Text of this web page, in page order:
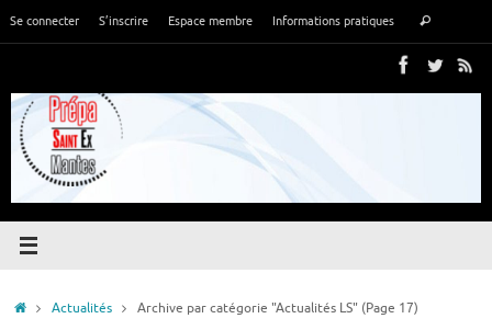
Se connecter S’inscrire Espace membre Informations pratiques
:
Rechercher
Accueil
Actualités Archive par catégorie "Actualités LS" (Page 17)